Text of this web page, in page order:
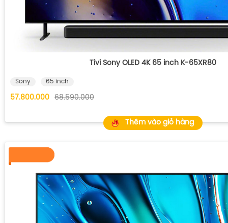
Tivi Sony OLED 4K 65 inch K-65XR80
Sony 65 inch
57.800.000 68.590.000
Thêm vào giỏ hàng